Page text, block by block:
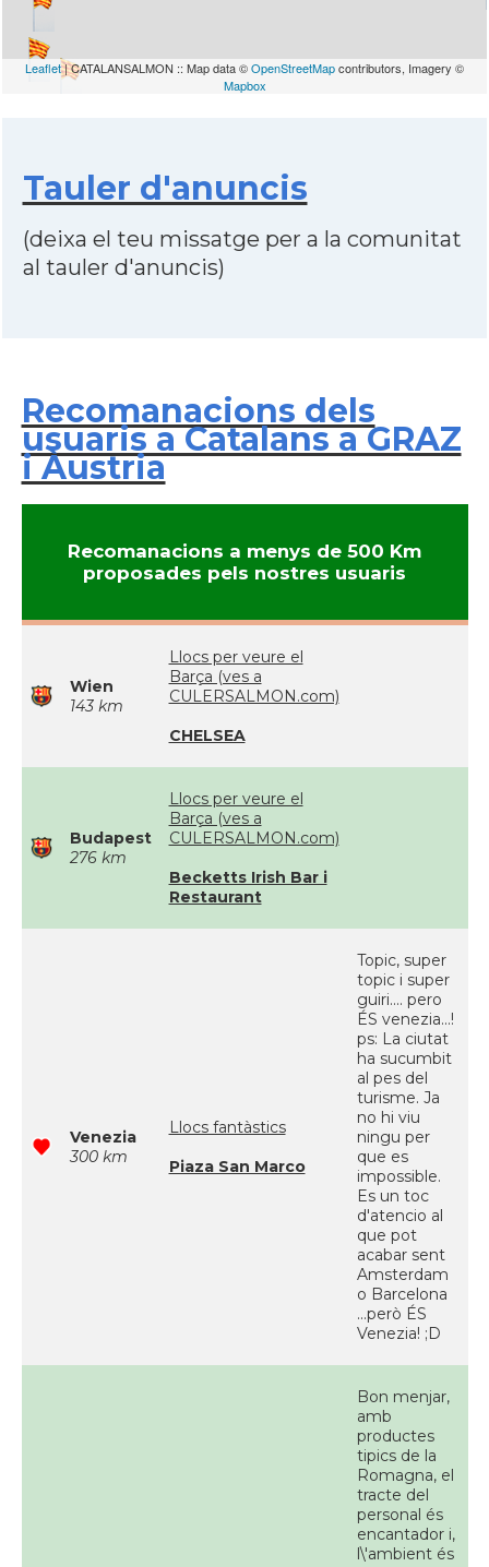
Leaflet| CATALANSALMON :: Map data ©OpenStreetMapcontributors, Imagery ©
Mapbox
Tauler d'anuncis
(deixa el teu missatge per a la comunitat
al tauler d'anuncis)
Recomanacions dels
usuaris a Catalans a GRAZ
i Àustria
Recomanacions a menys de 500 Km
proposades pels nostres usuaris
Wien
143 km
Llocs per veure el
Barça (ves a
CULERSALMON.com)
CHELSEA
Budapest
276 km
Llocs per veure el
Barça (ves a
CULERSALMON.com)
Becketts Irish Bar i
Restaurant
Venezia
300 km
Llocs fantàstics
Piaza San Marco
Topic, super
topic i super
guiri.... pero
ÉS venezia...!
ps: La ciutat
ha sucumbit
al pes del
turisme. Ja
no hi viu
ningu per
que es
impossible.
Es un toc
d'atencio al
que pot
acabar sent
Amsterdam
o Barcelona
...però ÉS
Venezia! ;D
Bon menjar,
amb
productes
tipics de la
Romagna, el
tracte del
personal és
encantador i,
l\'ambient és